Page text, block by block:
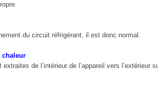
du circuit réfrigérant, il est donc normal.
chaleur
de l’intérieur de l’appareil vers l’extérieur